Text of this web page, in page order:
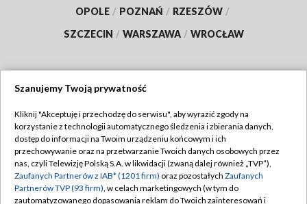
OPOLE / POZNAŃ / RZESZÓW /
SZCZECIN / WARSZAWA / WROCŁAW
TVP
Abonament TVP
Emisja w TVP
Centrum informacji TVP
Regulamin TVP
Polityka prywatności
Moje zgody
Szanujemy Twoją prywatność
Kliknij "Akceptuję i przechodzę do serwisu", aby wyrazić zgody na
korzystanie z technologii automatycznego śledzenia i zbierania danych,
dostęp do informacji na Twoim urządzeniu końcowym i ich
przechowywanie oraz na przetwarzanie Twoich danych osobowych przez
nas, czyli Telewizję Polską S.A. w likwidacji (zwaną dalej również „TVP”),
Zaufanych Partnerów z IAB* (1201 firm) oraz pozostałych Zaufanych
Partnerów TVP (93 firm), w celach marketingowych (w tym do
zautomatyzowanego dopasowania reklam do Twoich zainteresowań i